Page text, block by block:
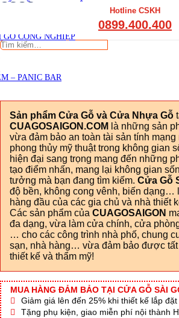
CẦU THANG GỖ
GỖ CÔNG NGHIỆP
– PANIC BAR
Hotline CSKH
0899.400.400
Tìm
CGSG
Sản phẩm Cửa Gỗ và Cửa Nhựa Gỗ
CUAGOSAIGON.COM là những sản
vừa đảm bảo an toàn tài sản tính mạng
phong thủy mỹ thuật trong không gian
hiện đại sang trọng mang đến những
tạo điểm nhấn, mang lại không gian
tưởng mà bạn đang tìm kiếm. Cửa Gỗ
độ bền, không cong vênh, biến dạng…
hàng đầu của các gia chủ và nhà thiết
Các sản phẩm của CUAGOSAIGON
đa dạng, vừa làm cửa chính, cửa
… cho các công trình nhà phố, chung
sạn, nhà hàng… vừa đảm bảo được tất
thiết kế và thẩm mỹ!
MUA HÀNG ĐẢM BẢO TẠI CỬA GỖ SÀI
Giảm giá lên đến 25% khi thiết kế lắp đặt
Tặng phụ kiện, giao miễn phí nội thành